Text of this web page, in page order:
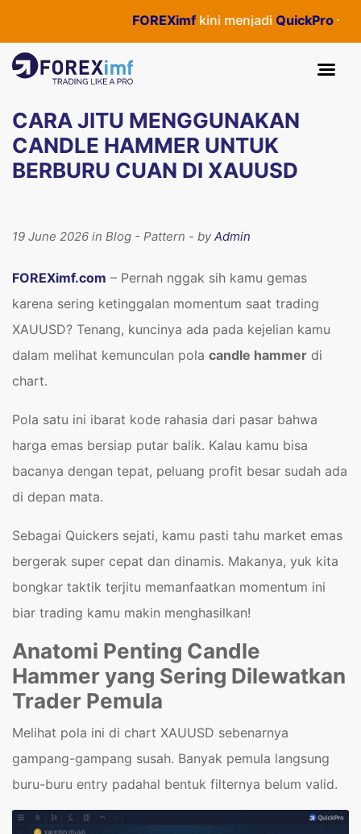
FOREXimfkini menjadi QuickPro— Semua
CARA JITU MENGGUNAKAN
CANDLE HAMMER UNTUK
BERBURU CUAN DI XAUUSD
19 June 2026 in Blog - Pattern - byAdmin
FOREXimf.com – Pernah nggak sih kamu gemas
karena sering ketinggalan momentum saat trading
XAUUSD? Tenang, kuncinya ada pada kejelian kamu
dalam melihat kemunculan pola candle hammer di
chart.
Pola satu ini ibarat kode rahasia dari pasar bahwa
harga emas bersiap putar balik. Kalau kamu bisa
bacanya dengan tepat, peluang profit besar sudah ada
di depan mata.
Sebagai Quickers sejati, kamu pasti tahu market emas
bergerak super cepat dan dinamis. Makanya, yuk kita
bongkar taktik terjitu memanfaatkan momentum ini
biar trading kamu makin menghasilkan!
Anatomi Penting Candle
Hammer yang Sering Dilewatkan
Trader Pemula
Melihat pola ini di chart XAUUSD sebenarnya
gampang-gampang susah. Banyak pemula langsung
buru-buru entry padahal bentuk filternya belum valid.